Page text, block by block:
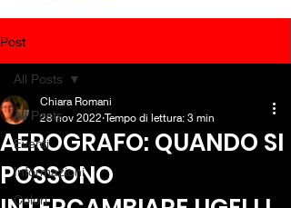
Post
All Posts
Eventi
Informazioni
Colori
All Posts
AEROGRAFO: QUANDO SI
POSSONO
Chiara Romani
28 nov 2022 Tempo di lettura: 3 min